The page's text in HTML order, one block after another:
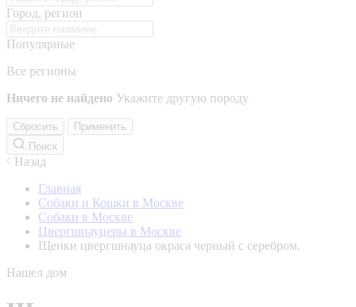
Город, регион
Популярные
Все регионы
Ничего не найдено Укажите другую породу
Сбросить
Применить
Поиск
Назад
Главная
Собаки и Кошки в Москве
Собаки в Москве
Цвергшнауцеры в Москве
Щенки цвергшнауца окраса черный с серебром.
Нашел дом